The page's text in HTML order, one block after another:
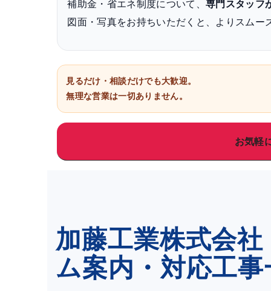
補助金・省エネ制度について、専門スタッフ
図面・写真をお持ちいただくと、よりスムー
見るだけ・相談だけでも大歓迎。
無理な営業は一切ありません。
お気軽
加藤工業株式会
ム案内・対応工事